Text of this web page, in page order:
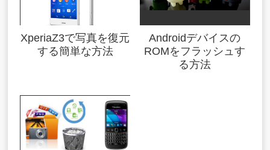
XperiaZ3で写真を復元
する簡単な方法
Androidデバイスの
ROMをフラッシュす
る方法